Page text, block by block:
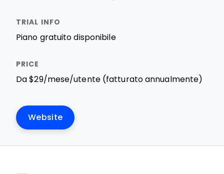
Piano gratuito disponibile
Da $29/mese/utente (fatturato annualmente)
Website